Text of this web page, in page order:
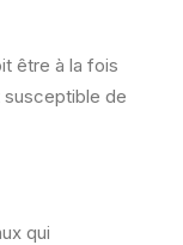
être à la fois
de
qui